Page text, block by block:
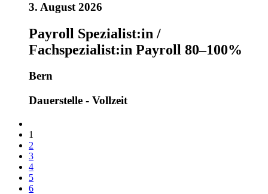
3. August 2026
Payroll Spezialist:in /
Fachspezialist:in Payroll 80–100%
Bern
Dauerstelle - Vollzeit
1
2
3
4
5
6